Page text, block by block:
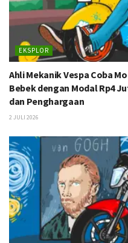
EKSPLOR
Ahli Mekanik Vespa Coba
Bebek dengan Modal Rp4
dan Penghargaan
2 JULI 2026